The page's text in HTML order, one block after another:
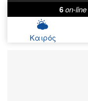
6on-line
Καιρός